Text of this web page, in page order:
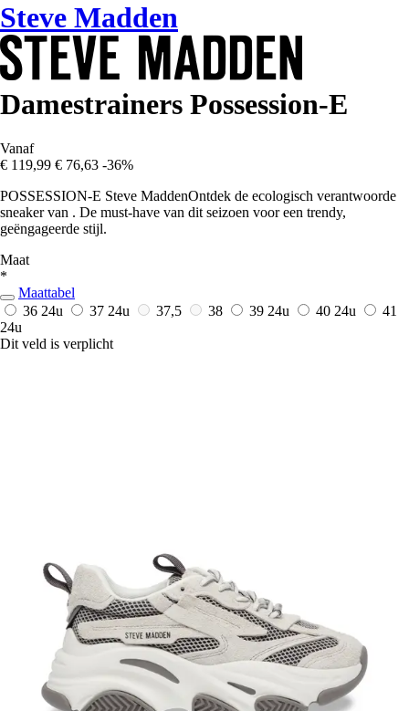
Steve Madden
Damestrainers Possession-E
Vanaf
€ 119,99 € 76,63 -36%
POSSESSION-E Steve MaddenOntdek de ecologisch verantwoorde
sneaker van . De must-have van dit seizoen voor een trendy,
geëngageerde stijl.
Maat
*
Maattabel
36 24u 37 24u 37,5 38 39 24u 40 24u
41
24u
Dit veld is verplicht